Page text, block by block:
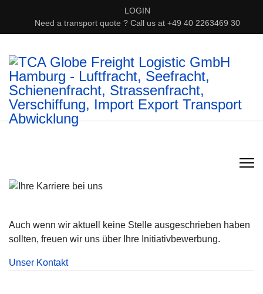
LOGIN
Need a transport quote ? Call us at +49 40 2263469 30
Auch wenn wir aktuell keine Stelle ausgeschrieben haben
sollten, freuen wir uns über Ihre Initiativbewerbung.
Unser Kontakt